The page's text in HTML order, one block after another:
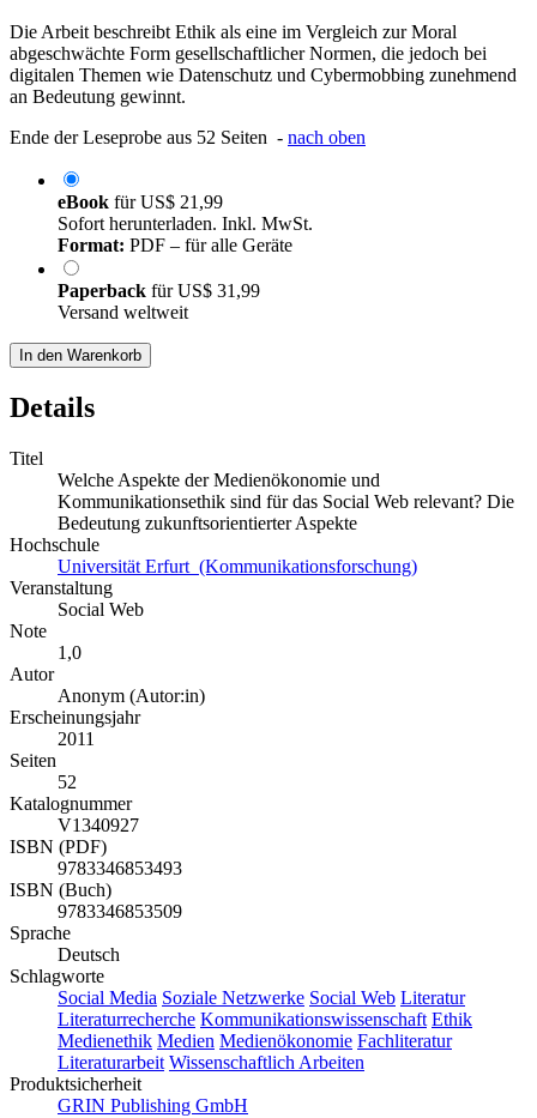
Die Arbeit beschreibt Ethik als eine im Vergleich zur Moral
abgeschwächte Form gesellschaftlicher Normen, die jedoch bei
digitalen Themen wie Datenschutz und Cybermobbing zunehmend
an Bedeutung gewinnt.
Ende der Leseprobe aus 52 Seiten - nach oben
eBook fürUS$ 21,99
Sofort herunterladen. Inkl. MwSt.
Format: PDF – für alle Geräte
Paperback fürUS$ 31,99
Versand weltweit
In den Warenkorb
Details
Titel
Welche Aspekte der Medienökonomie und
Kommunikationsethik sind für das Social Web relevant? Die
Bedeutung zukunftsorientierter Aspekte
Hochschule
Universität Erfurt (Kommunikationsforschung)
Veranstaltung
Social Web
Note
1,0
Autor
Anonym (Autor:in)
Erscheinungsjahr
2011
Seiten
52
Katalognummer
V1340927
ISBN (PDF)
9783346853493
ISBN (Buch)
9783346853509
Sprache
Deutsch
Schlagworte
Social Media Soziale Netzwerke Social Web Literatur
Literaturrecherche Kommunikationswissenschaft Ethik
Medienethik Medien Medienökonomie Fachliteratur
Literaturarbeit Wissenschaftlich Arbeiten
Produktsicherheit
GRIN Publishing GmbH